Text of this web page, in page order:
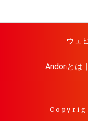
ウェ
Andonとは